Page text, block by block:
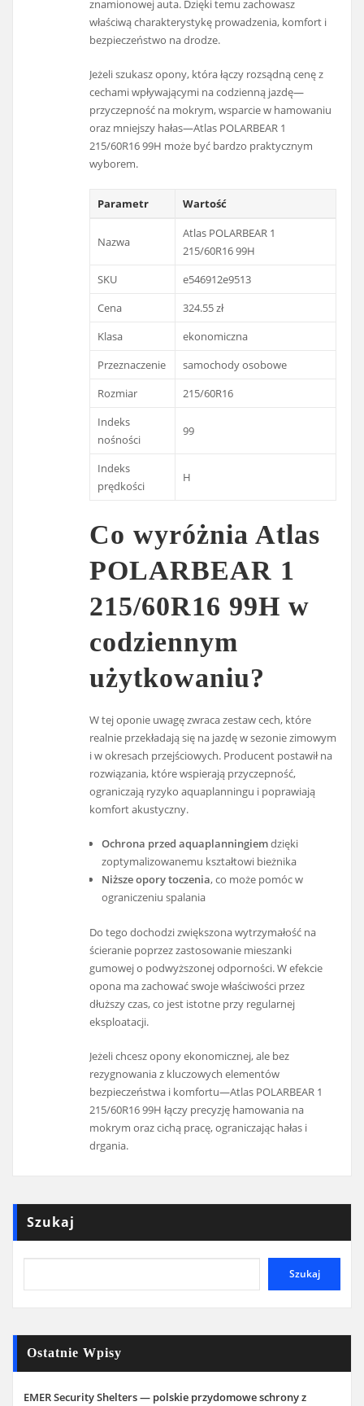
znamionowej auta. Dzięki temu zachowasz
właściwą charakterystykę prowadzenia, komfort i
bezpieczeństwo na drodze.
Jeżeli szukasz opony, która łączy rozsądną cenę z
cechami wpływającymi na codzienną jazdę—
przyczepność na mokrym, wsparcie w hamowaniu
oraz mniejszy hałas—Atlas POLARBEAR 1
215/60R16 99H może być bardzo praktycznym
wyborem.
Parametr Wartość
Nazwa
Atlas POLARBEAR 1
215/60R16 99H
SKU
e546912e9513
Cena
324.55 zł
Klasa
ekonomiczna
Przeznaczenie
samochody osobowe
Rozmiar
215/60R16
Indeks
nośności
99
Indeks
prędkości
H
Co wyróżnia Atlas
POLARBEAR 1
215/60R16 99H w
codziennym
użytkowaniu?
W tej oponie uwagę zwraca zestaw cech, które
realnie przekładają się na jazdę w sezonie zimowym
i w okresach przejściowych. Producent postawił na
rozwiązania, które wspierają przyczepność,
ograniczają ryzyko aquaplanningu i poprawiają
komfort akustyczny.
Ochrona przed aquaplanningiemdzięki
zoptymalizowanemu kształtowi bieżnika
Niższe opory toczenia, co może pomóc w
ograniczeniu spalania
Do tego dochodzi zwiększona wytrzymałość na
ścieranie poprzez zastosowanie mieszanki
gumowej o podwyższonej odporności. W efekcie
opona ma zachować swoje właściwości przez
dłuższy czas, co jest istotne przy regularnej
eksploatacji.
Jeżeli chcesz opony ekonomicznej, ale bez
rezygnowania z kluczowych elementów
bezpieczeństwa i komfortu—Atlas POLARBEAR 1
215/60R16 99H łączy precyzję hamowania na
mokrym oraz cichą pracę, ograniczając hałas i
drgania.
Szukaj
Szukaj
Ostatnie Wpisy
EMER Security Shelters — polskie przydomowe schrony z